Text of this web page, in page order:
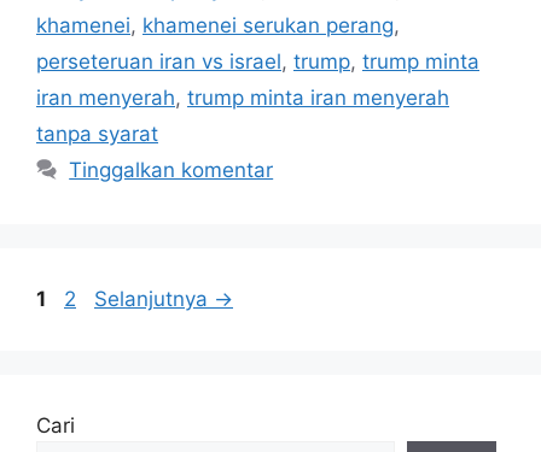
khamenei, khamenei serukan perang,
perseteruan iran vs israel, trump, trump minta
iran menyerah, trump minta iran menyerah
tanpa syarat
Tinggalkan komentar
Halaman
1 Halaman
2 Selanjutnya →
Cari